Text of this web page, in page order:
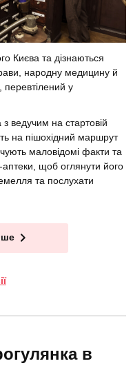
Києва та дізнаються
народну медицину й
перевтілений у
з ведучим на стартовій
на пішохідний маршрут
маловідомі факти та
аптеки, щоб оглянути його
та послухати
в